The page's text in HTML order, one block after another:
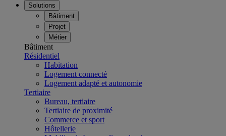
Solutions
Bâtiment
Projet
Métier
Bâtiment
Résidentiel
Habitation
Logement connecté
Logement adapté et autonomie
Tertiaire
Bureau, tertiaire
Tertiaire de proximité
Commerce et sport
Hôtellerie